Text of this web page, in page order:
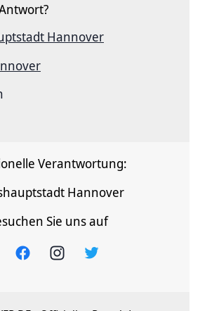
Hannover
Verantwortung:
Hannover
Sie uns auf